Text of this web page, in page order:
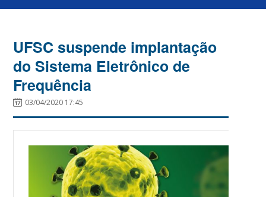
UFSC suspende implantação
do Sistema Eletrônico de
Frequência
03/04/2020 17:45